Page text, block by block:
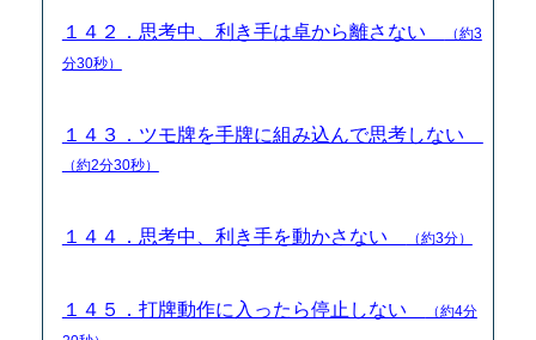
１４２．思考中、利き手は卓から離さない
（約3
分30秒）
１４３．ツモ牌を手牌に組み込んで思考しない
（約2分30秒）
１４４．思考中、利き手を動かさない （約3分）
１４５．打牌動作に入ったら停止しない
（約4分